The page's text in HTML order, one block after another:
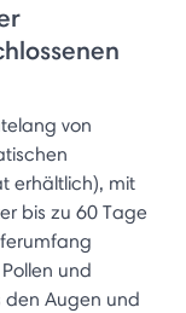
von
erhältlich), mit
bis zu 60 Tage
und
den Augen und